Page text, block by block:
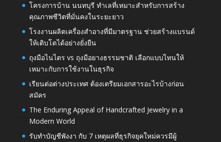
โครงการบ้าน นนทบุรี ทำเลที่เหมาะสำหรับการสร้าง
คุณภาพชีวิตที่มั่นคงในระยะยาว
โรงงานผลิตเครื่องสำอางที่มีมาตรฐาน ช่วยสร้างแบรนด์
ให้เติบโตได้อย่างยั่งยืน
ถุงมือไนไตร vs ถุงมือยางธรรมชาติ เลือกแบบไหนให้
เหมาะกับการใช้งานในธุรกิจ
เรียนต่อต่างประเทศ ต้องเตรียมเอกสารอะไรบ้างก่อน
สมัคร
The Enduring Appeal of Handcrafted Jewelry in a
Modern World
รับทำบัญชีพังงา กับ 7 เหตุผลที่ธุรกิจยุคใหม่ควรมีผู้